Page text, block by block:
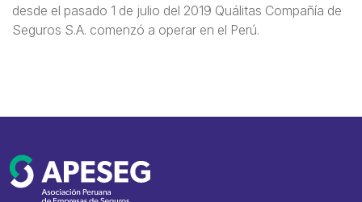
desde el pasado 1 de julio del 2019 Quálitas Compañía de
Seguros S.A. comenzó a operar en el Perú.